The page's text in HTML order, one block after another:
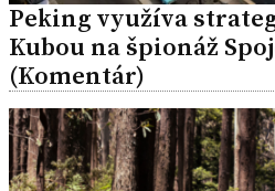
Peking využíva
Kubou na špionáž
(Komentár)